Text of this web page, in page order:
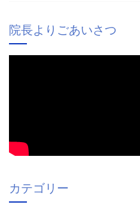
院長よりごあいさつ
カテゴリー